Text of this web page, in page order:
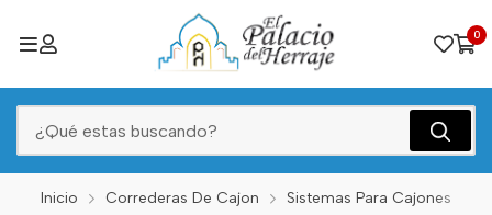
0
Inicio Correderas De Cajon Sistemas Para Cajones